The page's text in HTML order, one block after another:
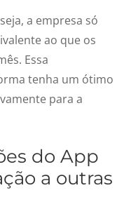
a empresa só
ao que os
Essa
tenha um ótimo
para a
do App
a outras